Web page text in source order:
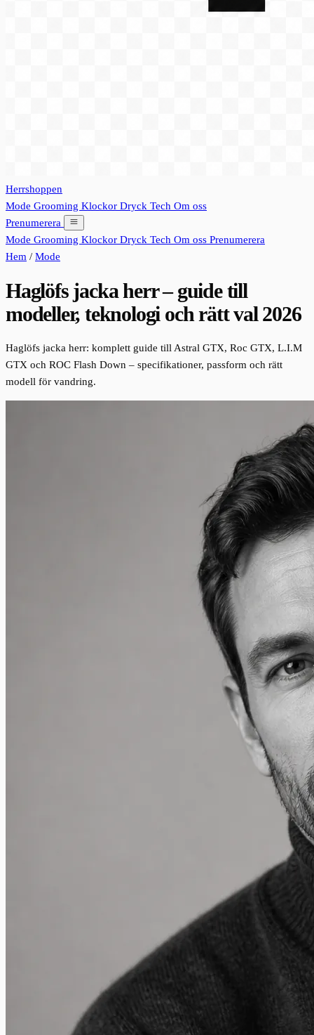
Herrshoppen
Mode Grooming Klockor Dryck Tech Om oss
Prenumerera
Mode Grooming Klockor Dryck Tech Om oss Prenumerera
Hem / Mode
Haglöfs jacka herr – guide till
modeller, teknologi och rätt val 2026
Haglöfs jacka herr: komplett guide till Astral GTX, Roc GTX, L.I.M
GTX och ROC Flash Down – specifikationer, passform och rätt
modell för vandring.